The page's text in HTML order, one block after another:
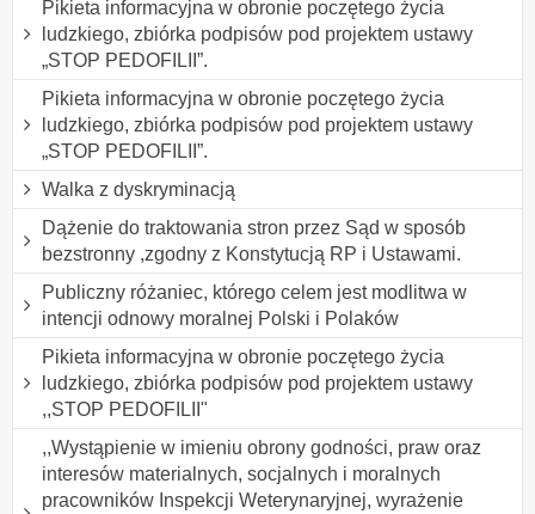
Pikieta informacyjna w obronie poczętego życia
ludzkiego, zbiórka podpisów pod projektem ustawy
„STOP PEDOFILII”.
Pikieta informacyjna w obronie poczętego życia
ludzkiego, zbiórka podpisów pod projektem ustawy
„STOP PEDOFILII”.
Walka z dyskryminacją
Dążenie do traktowania stron przez Sąd w sposób
bezstronny ,zgodny z Konstytucją RP i Ustawami.
Publiczny różaniec, którego celem jest modlitwa w
intencji odnowy moralnej Polski i Polaków
Pikieta informacyjna w obronie poczętego życia
ludzkiego, zbiórka podpisów pod projektem ustawy
,,STOP PEDOFILII"
,,Wystąpienie w imieniu obrony godności, praw oraz
interesów materialnych, socjalnych i moralnych
pracowników Inspekcji Weterynaryjnej, wyrażenie